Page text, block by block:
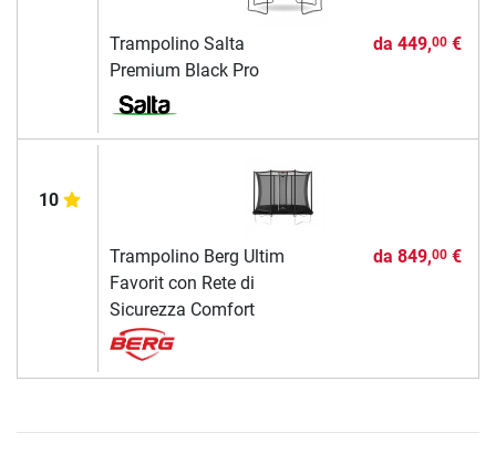
Trampolino Salta
Premium Black Pro
da 449,00€
10
Trampolino Berg Ultim
Favorit con Rete di
Sicurezza Comfort
da 849,00€